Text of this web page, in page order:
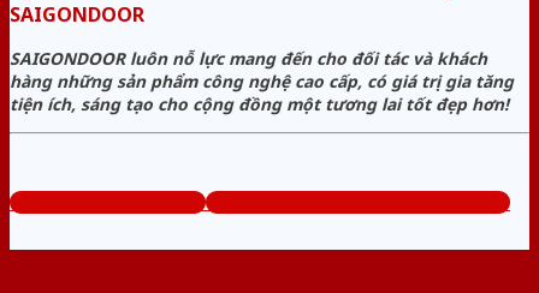
SAIGONDOOR
SAIGONDOOR luôn nỗ lực mang đến cho đối tác và khách
hàng những sản phẩm công nghệ cao cấp, có giá trị gia tăng
tiện ích, sáng tạo cho cộng đồng một tương lai tốt đẹp hơn!
www.cuathepcuago.com Tổng đài tư vấn miễn phí: 0824.400.400